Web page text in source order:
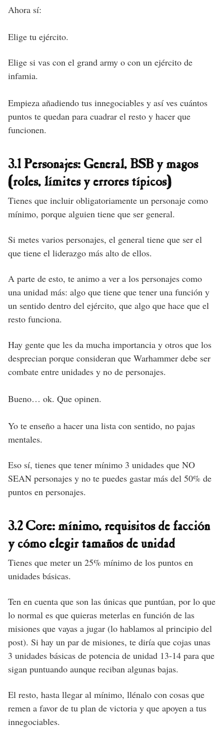
Ahora sí:
Elige tu ejército.
Elige si vas con el grand army o con un ejército de
infamia.
Empieza añadiendo tus innegociables y así ves cuántos
puntos te quedan para cuadrar el resto y hacer que
funcionen.
3.1 Personajes: General, BSB y magos
(roles, límites y errores típicos)
Tienes que incluir obligatoriamente un personaje como
mínimo, porque alguien tiene que ser general.
Si metes varios personajes, el general tiene que ser el
que tiene el liderazgo más alto de ellos.
A parte de esto, te animo a ver a los personajes como
una unidad más: algo que tiene que tener una función y
un sentido dentro del ejército, que algo que hace que el
resto funciona.
Hay gente que les da mucha importancia y otros que los
desprecian porque consideran que Warhammer debe ser
combate entre unidades y no de personajes.
Bueno… ok. Que opinen.
Yo te enseño a hacer una lista con sentido, no pajas
mentales.
Eso sí, tienes que tener mínimo 3 unidades que NO
SEAN personajes y no te puedes gastar más del 50% de
puntos en personajes.
3.2 Core: mínimo, requisitos de facción
y cómo elegir tamaños de unidad
Tienes que meter un 25% mínimo de los puntos en
unidades básicas.
Ten en cuenta que son las únicas que puntúan, por lo que
lo normal es que quieras meterlas en función de las
misiones que vayas a jugar (lo hablamos al principio del
post). Si hay un par de misiones, te diría que cojas unas
3 unidades básicas de potencia de unidad 13-14 para que
sigan puntuando aunque reciban algunas bajas.
El resto, hasta llegar al mínimo, llénalo con cosas que
remen a favor de tu plan de victoria y que apoyen a tus
innegociables.